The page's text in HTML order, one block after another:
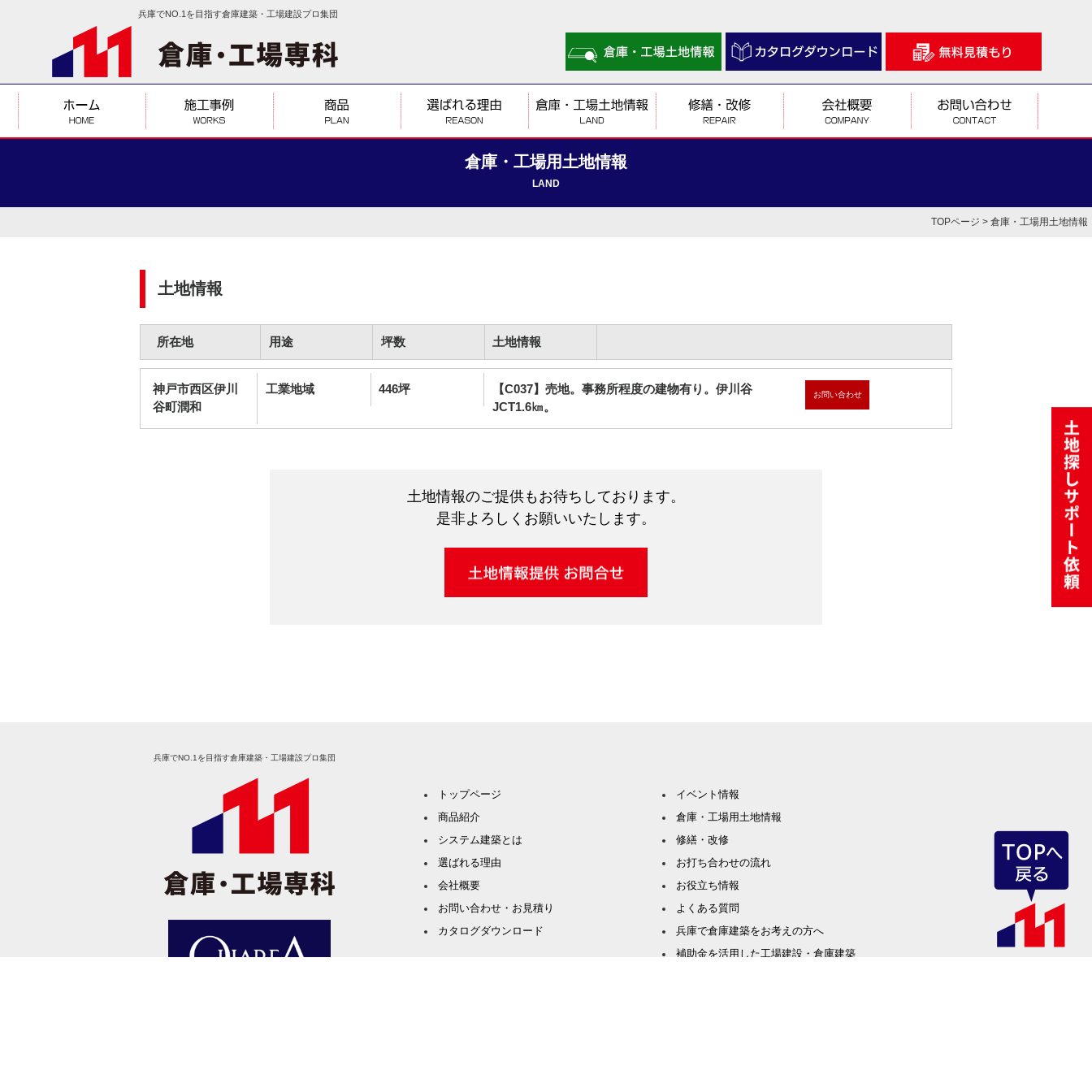
兵庫でNO.1を目指す倉庫建築・工場建設プロ集団
倉庫・工場用土地情報
LAND
TOPページ > 倉庫・工場用土地情報
土地情報
所在地 用途 坪数 土地情報
神戸市西区伊川
谷町潤和
工業地域 446坪
【C037】売地。事務所程度の建物有り。伊川谷
JCT1.6㎞。
お問い合わせ
土地情報のご提供もお待ちしております。
是非よろしくお願いいたします。
兵庫でNO.1を目指す倉庫建築・工場建設プロ集団
トップページ
商品紹介
システム建築とは
選ばれる理由
会社概要
お問い合わせ・お見積り
カタログダウンロード
イベント情報
倉庫・工場用土地情報
修繕・改修
お打ち合わせの流れ
お役立ち情報
よくある質問
兵庫で倉庫建築をお考えの方へ
補助金を活用した工場建設・倉庫建築